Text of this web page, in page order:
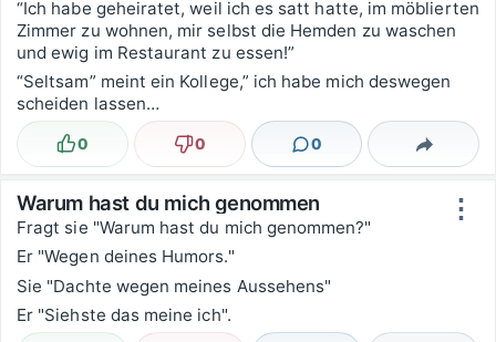
“Ich habe geheiratet, weil ich es satt hatte, im möblierten
Zimmer zu wohnen, mir selbst die Hemden zu waschen
und ewig im Restaurant zu essen!”
“Seltsam” meint ein Kollege,” ich habe mich deswegen
scheiden lassen…
Lustig
0 Nicht lustig
0 0
Kommentare Teilen
⋮
Warum hast du mich genommen
Fragt sie "Warum hast du mich genommen?"
Er "Wegen deines Humors."
Sie "Dachte wegen meines Aussehens"
Er "Siehste das meine ich".